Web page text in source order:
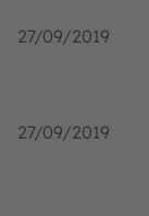
27/09/2019
27/09/2019